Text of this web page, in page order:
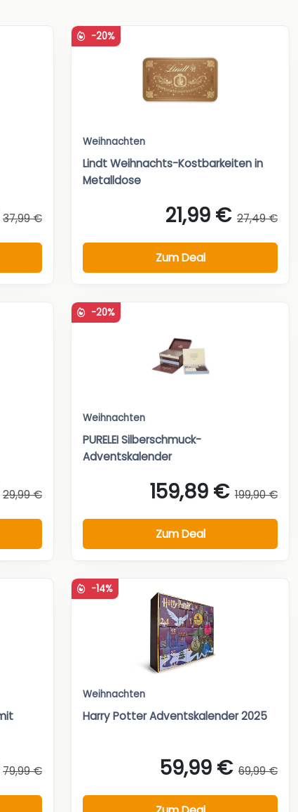
37,99 €
-20%
Weihnachten
Lindt Weihnachts-Kostbarkeiten in
Metalldose
21,99 € 27,49 €
Zum Deal
29,99 €
-20%
Weihnachten
PURELEI Silberschmuck-
Adventskalender
159,89 € 199,90 €
Zum Deal
79,99 €
-14%
Weihnachten
Harry Potter Adventskalender 2025
59,99 € 69,99 €